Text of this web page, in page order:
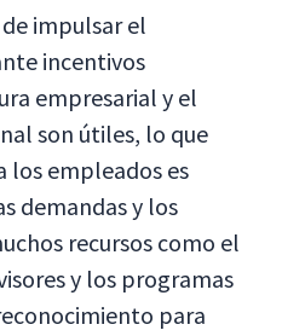
impulsar el
incentivos
empresarial y el
son útiles, lo que
los empleados es
demandas y los
recursos como el
y los programas
para